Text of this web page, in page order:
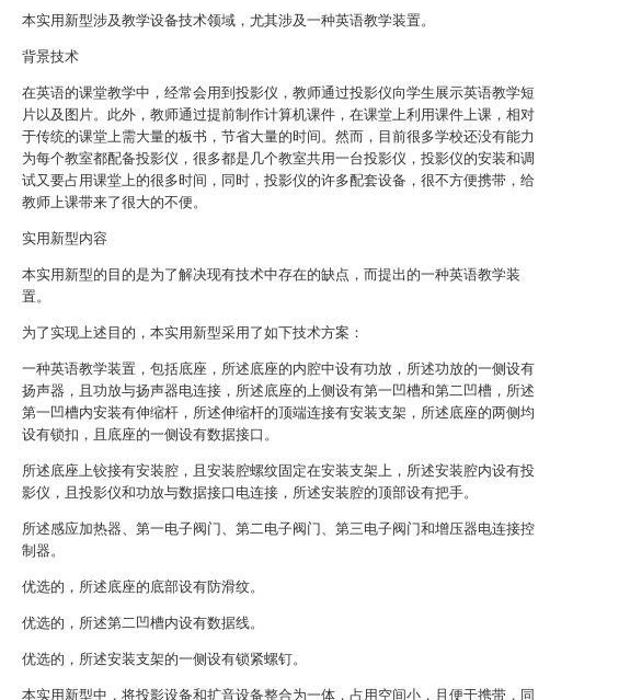
本实用新型涉及教学设备技术领域，尤其涉及一种英语教学装置。
背景技术
在英语的课堂教学中，经常会用到投影仪，教师通过投影仪向学生展示英语教学短
片以及图片。此外，教师通过提前制作计算机课件，在课堂上利用课件上课，相对
于传统的课堂上需大量的板书，节省大量的时间。然而，目前很多学校还没有能力
为每个教室都配备投影仪，很多都是几个教室共用一台投影仪，投影仪的安装和调
试又要占用课堂上的很多时间，同时，投影仪的许多配套设备，很不方便携带，给
教师上课带来了很大的不便。
实用新型内容
本实用新型的目的是为了解决现有技术中存在的缺点，而提出的一种英语教学装
置。
为了实现上述目的，本实用新型采用了如下技术方案：
一种英语教学装置，包括底座，所述底座的内腔中设有功放，所述功放的一侧设有
扬声器，且功放与扬声器电连接，所述底座的上侧设有第一凹槽和第二凹槽，所述
第一凹槽内安装有伸缩杆，所述伸缩杆的顶端连接有安装支架，所述底座的两侧均
设有锁扣，且底座的一侧设有数据接口。
所述底座上铰接有安装腔，且安装腔螺纹固定在安装支架上，所述安装腔内设有投
影仪，且投影仪和功放与数据接口电连接，所述安装腔的顶部设有把手。
所述感应加热器、第一电子阀门、第二电子阀门、第三电子阀门和增压器电连接控
制器。
优选的，所述底座的底部设有防滑纹。
优选的，所述第二凹槽内设有数据线。
优选的，所述安装支架的一侧设有锁紧螺钉。
本实用新型中，将投影设备和扩音设备整合为一体，占用空间小，且便于携带，同